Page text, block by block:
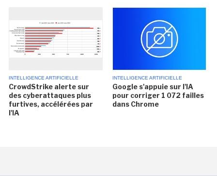
INTELLIGENCE ARTIFICIELLE
CrowdStrike alerte sur
des cyberattaques plus
furtives, accélérées par
l'IA
INTELLIGENCE ARTIFICIELLE
Google s'appuie sur l'IA
pour corriger 1 072 failles
dans Chrome